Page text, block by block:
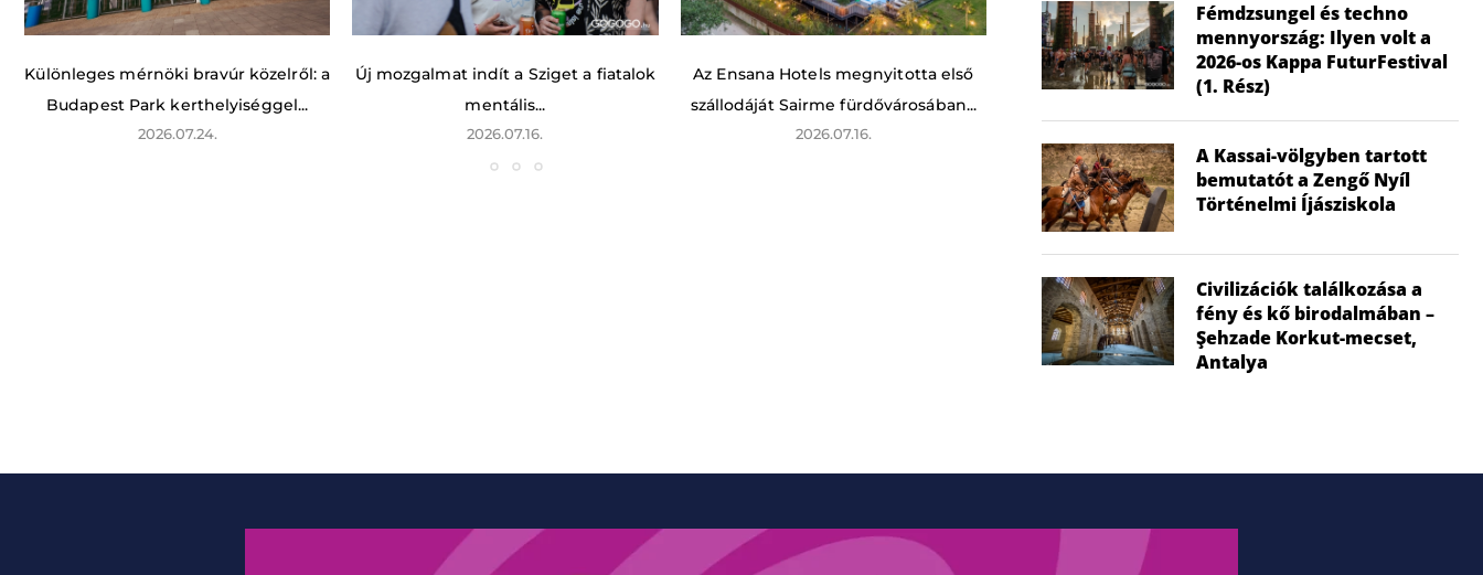
Különleges mérnöki bravúr közelről: a
Budapest Park kerthelyiséggel...
2026.07.24.
Új mozgalmat indít a Sziget a fiatalok
mentális...
2026.07.16.
Az Ensana Hotels megnyitotta első
szállodáját Sairme fürdővárosában...
2026.07.16.
Nem a gyerek tehet róla, mégis ő
Visszatér a
Fémdzsungel és techno
mennyország: Ilyen volt a
2026-os Kappa FuturFestival
(1. Rész)
A Kassai-völgyben tartott
bemutatót a Zengő Nyíl
Történelmi Íjásziskola
Civilizációk találkozása a
fény és kő birodalmában –
Şehzade Korkut-mecset,
Antalya